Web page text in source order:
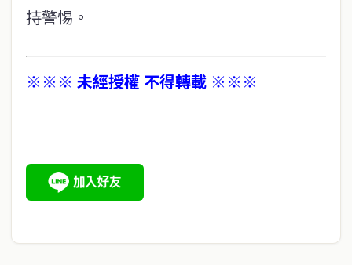
持警惕。
※※※ 未經授權 不得轉載 ※※※